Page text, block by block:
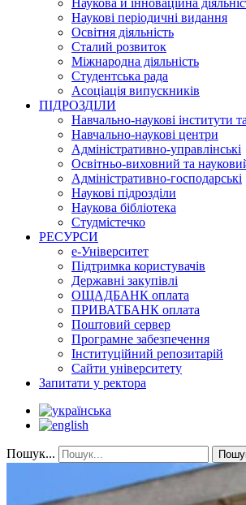
Наукові періодичні видання
Освітня діяльність
Сталий розвиток
Міжнародна діяльність
Студентська рада
Асоціація випускників
ПІДРОЗДІЛИ
Навчально-наукові інститути
Навчально-наукові центри
Адміністративно-управлінські
Освітньо-виховний та
Адміністративно-господарські
Наукові підрозділи
Наукова бібліотека
Студмістечко
РЕСУРСИ
е-Університет
Підтримка користувачів
Державні закупівлі
ОЩАДБАНК оплата
ПРИВАТБАНК оплата
Поштовий сервер
Програмне забезпечення
Інституційний репозитарій
Сайти університету
Запитати у ректора
Пошук...